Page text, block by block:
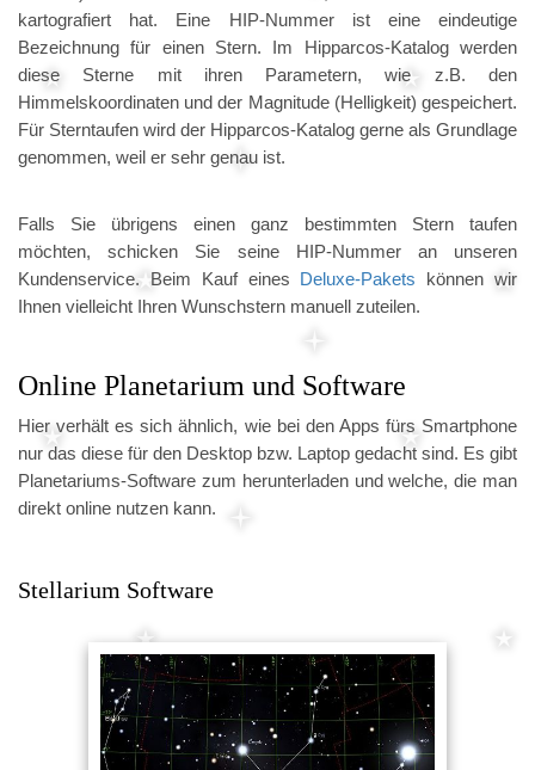
kartografiert hat. Eine HIP-Nummer ist eine eindeutige
Bezeichnung für einen Stern. Im Hipparcos-Katalog werden
diese Sterne mit ihren Parametern, wie z.B. den
Himmelskoordinaten und der Magnitude (Helligkeit) gespeichert.
Für Sterntaufen wird der Hipparcos-Katalog gerne als Grundlage
genommen, weil er sehr genau ist.
Falls Sie übrigens einen ganz bestimmten Stern taufen
möchten, schicken Sie seine HIP-Nummer an unseren
Kundenservice. Beim Kauf eines Deluxe-Pakets können wir
Ihnen vielleicht Ihren Wunschstern manuell zuteilen.
Online Planetarium und Software
Hier verhält es sich ähnlich, wie bei den Apps fürs Smartphone
nur das diese für den Desktop bzw. Laptop gedacht sind. Es gibt
Planetariums-Software zum herunterladen und welche, die man
direkt online nutzen kann.
Stellarium Software